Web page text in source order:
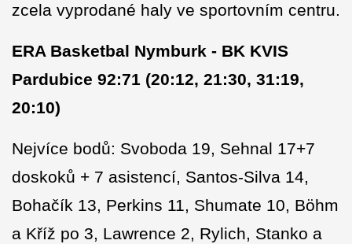
zcela vyprodané haly ve sportovním centru.
ERA Basketbal Nymburk - BK KVIS
Pardubice 92:71 (20:12, 21:30, 31:19,
20:10)
Nejvíce bodů: Svoboda 19, Sehnal 17+7
doskoků + 7 asistencí, Santos-Silva 14,
Bohačík 13, Perkins 11, Shumate 10, Böhm
a Kříž po 3, Lawrence 2, Rylich, Stanko a